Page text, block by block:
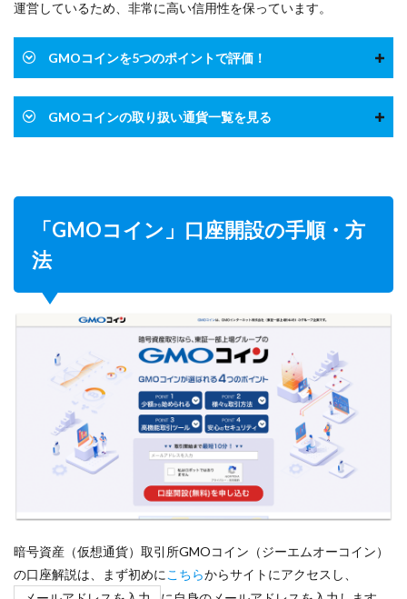
運営しているため、非常に高い信用性を保っています。
GMOコインを5つのポイントで評価！
GMOコインの取り扱い通貨一覧を見る
「GMOコイン」口座開設の手順・方
法
暗号資産（仮想通貨）取引所GMOコイン（ジーエムオーコイン）
の口座解説は、まず初めに こちらからサイトにアクセスし、